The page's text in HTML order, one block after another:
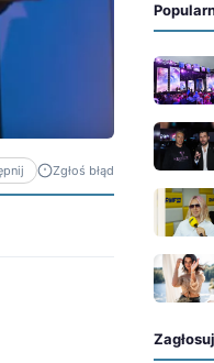
Zgłoś błąd
Zagłosuj